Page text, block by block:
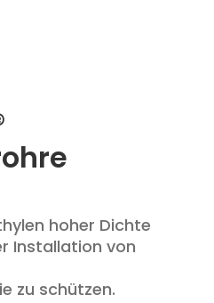
hoher Dichte
Installation von
zu schützen.